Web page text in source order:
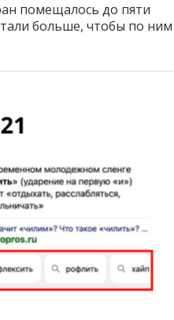
помещалось до пяти
больше, чтобы по ним